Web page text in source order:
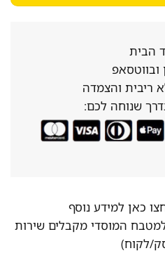
הבית
שנוחה לכם:
כאן למידע נוסף
המוסדי מקבלים שירות
לקוח)